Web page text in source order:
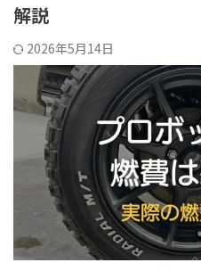
解説
2026年5月14日